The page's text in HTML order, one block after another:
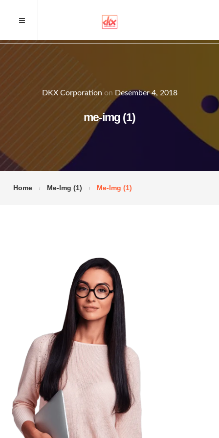
DKX Corporation on Desember 4, 2018
me-img (1)
Home Me-Img (1) Me-Img (1)